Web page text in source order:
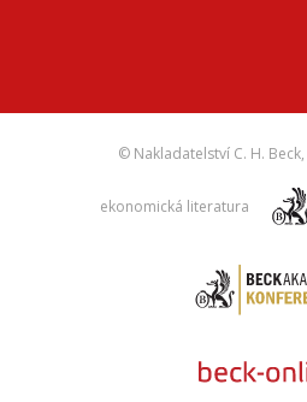
© Nakladatelství C. H. Beck,
ekonomická literatura